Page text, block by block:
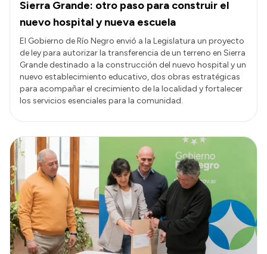
Sierra Grande: otro paso para construir el
nuevo hospital y nueva escuela
El Gobierno de Río Negro envió a la Legislatura un proyecto
de ley para autorizar la transferencia de un terreno en Sierra
Grande destinado a la construcción del nuevo hospital y un
nuevo establecimiento educativo, dos obras estratégicas
para acompañar el crecimiento de la localidad y fortalecer
los servicios esenciales para la comunidad.